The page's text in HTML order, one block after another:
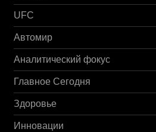
UFC
Автомир
Аналитический фокус
Главное Сегодня
Здоровье
Инновации